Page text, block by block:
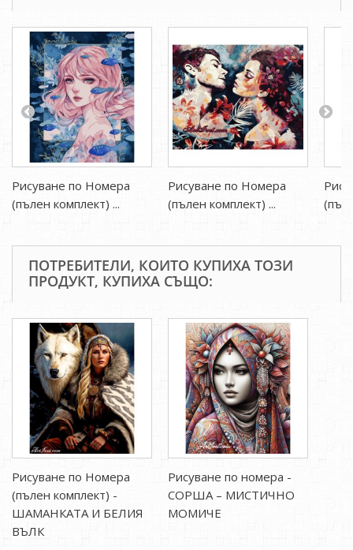
Рисуване по Номера
(пълен комплект) ...
Рисуване по Номера
(пълен комплект) ...
ПОТРЕБИТЕЛИ, КОИТО КУПИХА ТОЗИ
ПРОДУКТ, КУПИХА СЪЩО:
Рисуване по Номера
(пълен комплект) -
ШАМАНКАТА И БЕЛИЯ
ВЪЛК
Рисуване по номера -
СОРША – МИСТИЧНО
МОМИЧЕ